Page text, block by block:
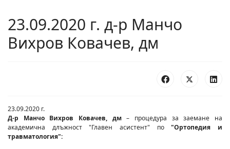
23.09.2020 г. д-р Манчо
Вихров Ковачев, дм
23.09.2020 г.
Д-р Манчо Вихров Ковачев, дм– процедура за заемане на
академична длъжност "Главен асистент" по"Ортопедия и
травматология":